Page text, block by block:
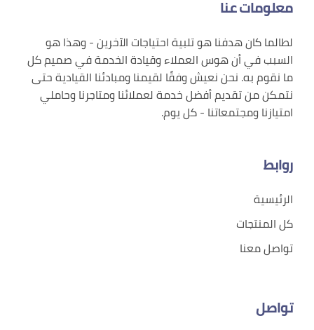
معلومات عنا
لطالما كان هدفنا هو تلبية احتياجات الآخرين - وهذا هو
السبب في أن هوس العملاء وقيادة الخدمة في صميم كل
ما نقوم به. نحن نعيش وفقًا لقيمنا ومبادئنا القيادية حتى
نتمكن من تقديم أفضل خدمة لعملائنا ومتاجرنا وحاملي
امتيازنا ومجتمعاتنا - كل يوم.
روابط
الرئيسية
كل المنتجات
تواصل معنا
تواصل